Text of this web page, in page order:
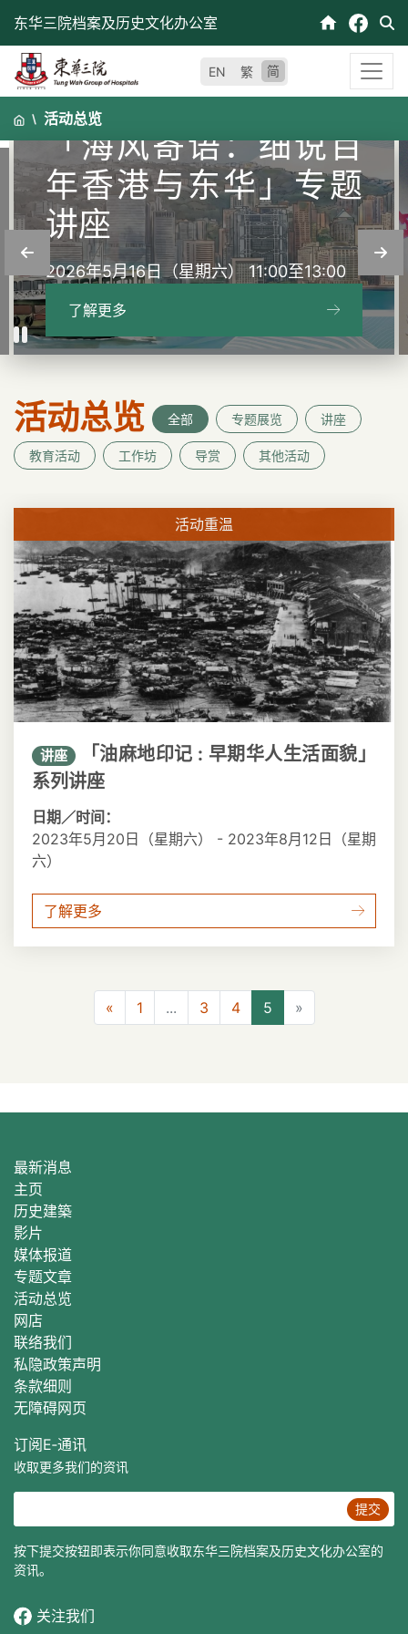
东华三院档案及历史文化办公室
EN 繁 简
活动总览
「海风寄语：细说百
年香港与东华」专题
讲座
2026年5月16日（星期六） 11:00至13:00
了解更多
活动总览 全部 专题展览 讲座
教育活动 工作坊 导赏 其他活动
活动重温
讲座
「油麻地印记 : 早期华人生活面貌」
系列讲座
日期／时间：
2023年5月20日（星期六） - 2023年8月12日（星期
六）
了解更多
«上一页
1 ... 3 4 5 »下一页
最新消息
主页
历史建築
影片
媒体报道
专题文章
活动总览
网店
联络我们
私隐政策声明
条款细则
无障碍网页
订阅E‐通讯
收取更多我们的资讯
提交
按下提交按钮即表示你同意收取东华三院档案及历史文化办公室的
资讯。
关注我们